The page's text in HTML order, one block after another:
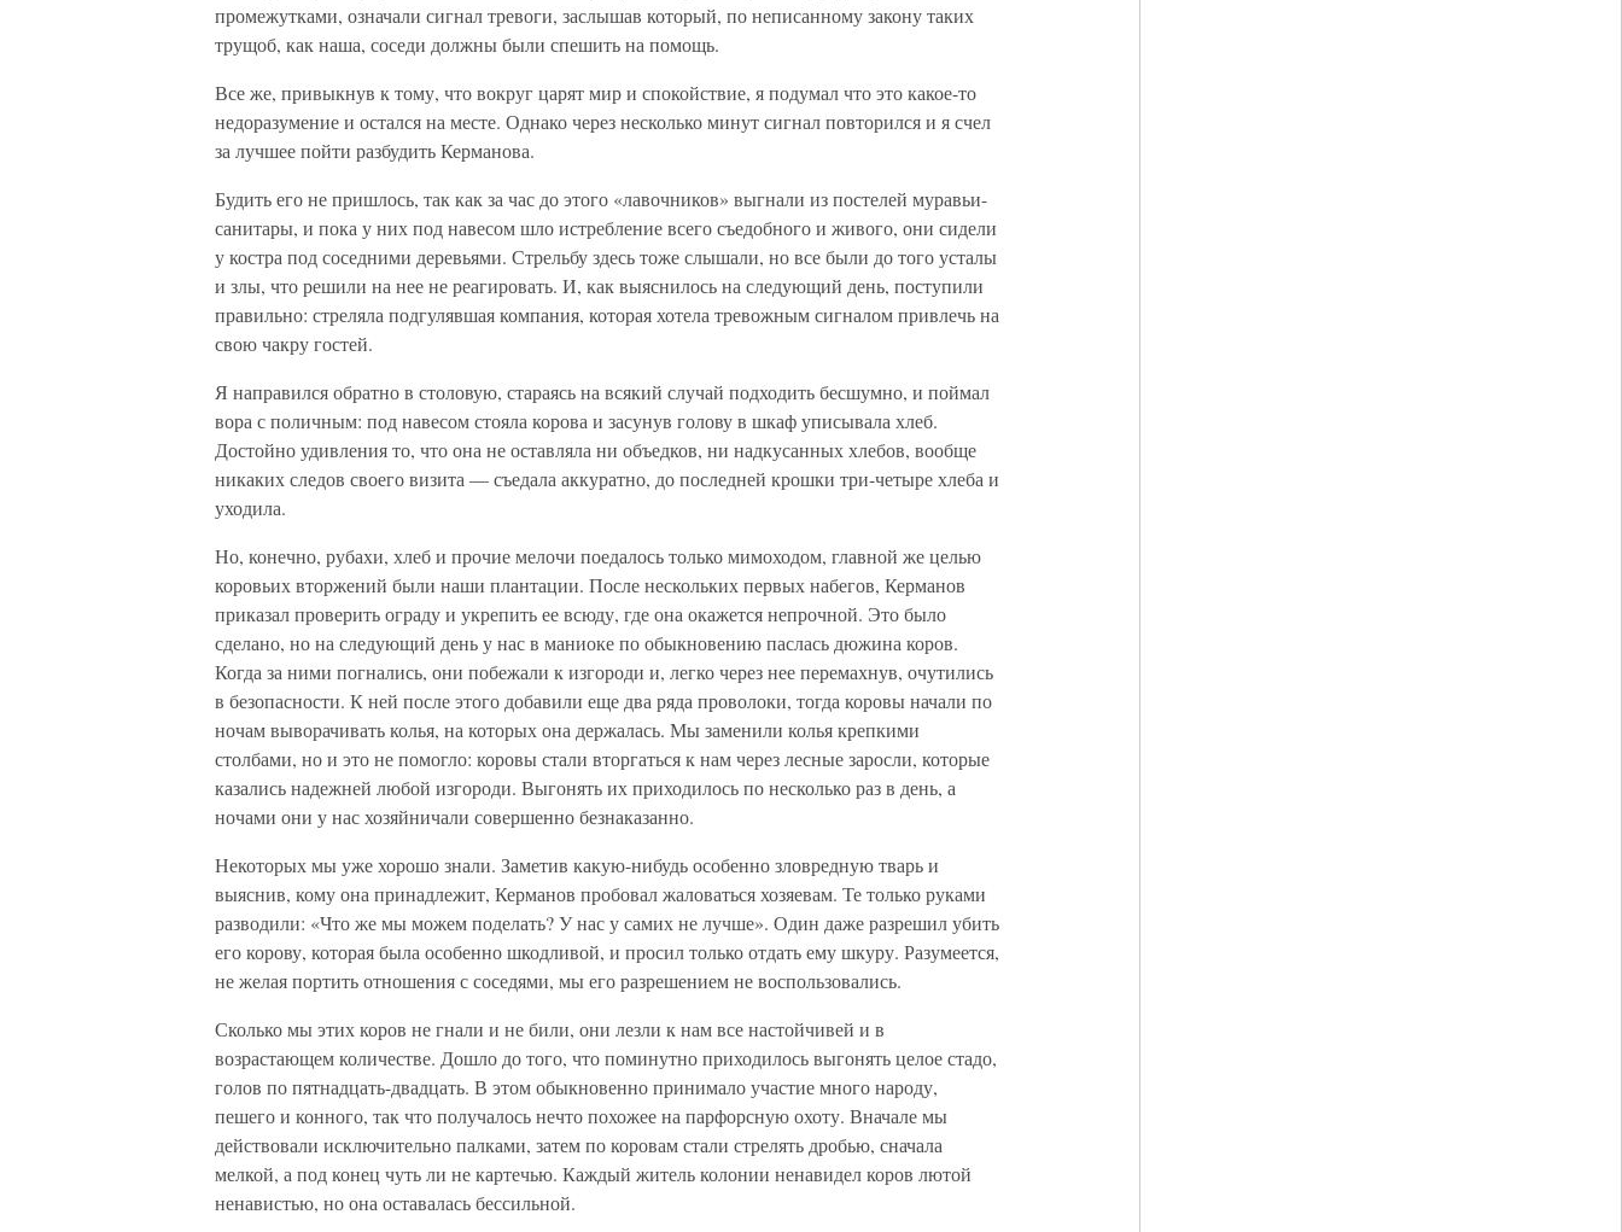
промежутками, означали сигнал тревоги, заслышав который, по неписанному закону таких
трущоб, как наша, соседи должны были спешить на помощь.
Все же, привыкнув к тому, что вокруг царят мир и спокойствие, я подумал что это какое-то
недоразумение и остался на месте. Однако через несколько минут сигнал повторился и я счел
за лучшее пойти разбудить Керманова.
Будить его не пришлось, так как за час до этого «лавочников» выгнали из постелей муравьи-
санитары, и пока у них под навесом шло истребление всего съедобного и живого, они сидели
у костра под соседними деревьями. Стрельбу здесь тоже слышали, но все были до того усталы
и злы, что решили на нее не реагировать. И, как выяснилось на следующий день, поступили
правильно: стреляла подгулявшая компания, которая хотела тревожным сигналом привлечь на
свою чакру гостей.
Я направился обратно в столовую, стараясь на всякий случай подходить бесшумно, и поймал
вора с поличным: под навесом стояла корова и засунув голову в шкаф уписывала хлеб.
Достойно удивления то, что она не оставляла ни объедков, ни надкусанных хлебов, вообще
никаких следов своего визита — съедала аккуратно, до последней крошки три-четыре хлеба и
уходила.
Но, конечно, рубахи, хлеб и прочие мелочи поедалось только мимоходом, главной же целью
коровьих вторжений были наши плантации. После нескольких первых набегов, Керманов
приказал проверить ограду и укрепить ее всюду, где она окажется непрочной. Это было
сделано, но на следующий день у нас в маниоке по обыкновению паслась дюжина коров.
Когда за ними погнались, они побежали к изгороди и, легко через нее перемахнув, очутились
в безопасности. К ней после этого добавили еще два ряда проволоки, тогда коровы начали по
ночам выворачивать колья, на которых она держалась. Мы заменили колья крепкими
столбами, но и это не помогло: коровы стали вторгаться к нам через лесные заросли, которые
казались надежней любой изгороди. Выгонять их приходилось по несколько раз в день, а
ночами они у нас хозяйничали совершенно безнаказанно.
Некоторых мы уже хорошо знали. Заметив какую-нибудь особенно зловредную тварь и
выяснив, кому она принадлежит, Керманов пробовал жаловаться хозяевам. Те только руками
разводили: «Что же мы можем поделать? У нас у самих не лучше». Один даже разрешил убить
его корову, которая была особенно шкодливой, и просил только отдать ему шкуру. Разумеется,
не желая портить отношения с соседями, мы его разрешением не воспользовались.
Сколько мы этих коров не гнали и не били, они лезли к нам все настойчивей и в
возрастающем количестве. Дошло до того, что поминутно приходилось выгонять целое стадо,
голов по пятнадцать-двадцать. В этом обыкновенно принимало участие много народу,
пешего и конного, так что получалось нечто похожее на парфорсную охоту. Вначале мы
действовали исключительно палками, затем по коровам стали стрелять дробью, сначала
мелкой, а под конец чуть ли не картечью. Каждый житель колонии ненавидел коров лютой
ненавистью, но она оставалась бессильной.